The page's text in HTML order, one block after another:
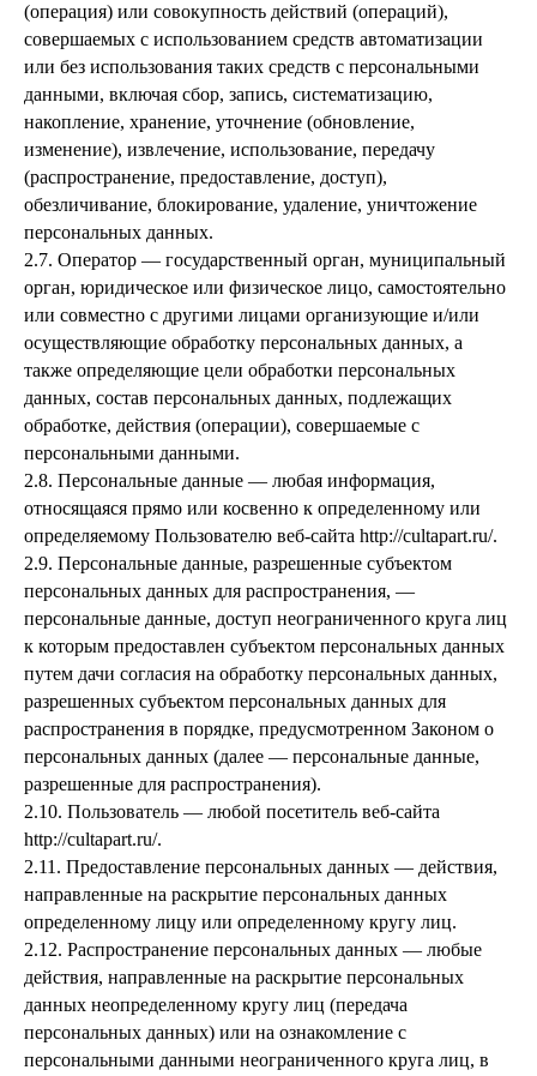
(операция) или совокупность действий (операций),
совершаемых с использованием средств автоматизации
или без использования таких средств с персональными
данными, включая сбор, запись, систематизацию,
накопление, хранение, уточнение (обновление,
изменение), извлечение, использование, передачу
(распространение, предоставление, доступ),
обезличивание, блокирование, удаление, уничтожение
персональных данных.
2.7. Оператор — государственный орган, муниципальный
орган, юридическое или физическое лицо, самостоятельно
или совместно с другими лицами организующие и/или
осуществляющие обработку персональных данных, а
также определяющие цели обработки персональных
данных, состав персональных данных, подлежащих
обработке, действия (операции), совершаемые с
персональными данными.
2.8. Персональные данные — любая информация,
относящаяся прямо или косвенно к определенному или
определяемому Пользователю веб-сайта http://cultapart.ru/.
2.9. Персональные данные, разрешенные субъектом
персональных данных для распространения, —
персональные данные, доступ неограниченного круга лиц
к которым предоставлен субъектом персональных данных
путем дачи согласия на обработку персональных данных,
разрешенных субъектом персональных данных для
распространения в порядке, предусмотренном Законом о
персональных данных (далее — персональные данные,
разрешенные для распространения).
2.10. Пользователь — любой посетитель веб-сайта
http://cultapart.ru/.
2.11. Предоставление персональных данных — действия,
направленные на раскрытие персональных данных
определенному лицу или определенному кругу лиц.
2.12. Распространение персональных данных — любые
действия, направленные на раскрытие персональных
данных неопределенному кругу лиц (передача
персональных данных) или на ознакомление с
персональными данными неограниченного круга лиц, в